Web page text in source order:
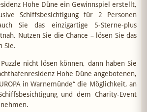
Hohe Düne ein Gewinnspiel erstellt,
Schiffsbesichtigung für 2 Personen
Sie das einzigartige 5-Sterne-plus
Nutzen Sie die Chance – lösen Sie das
Sie.
nicht lösen können, dann haben Sie
Hohe Düne angebotenen,
in Warnemünde“ die Möglichkeit, an
und dem Charity-Event